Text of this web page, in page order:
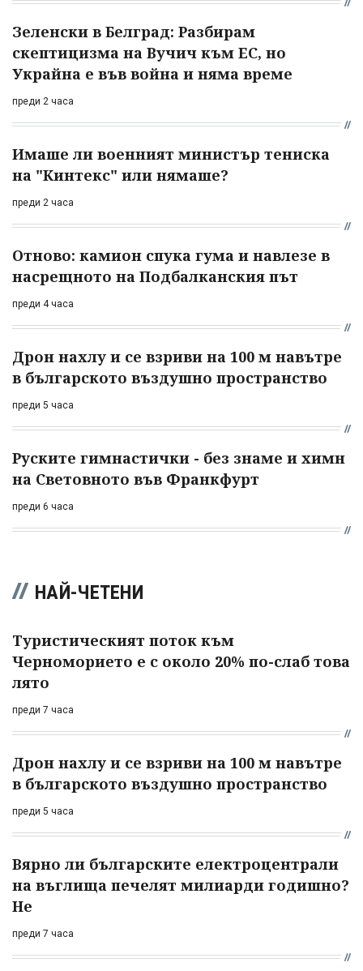
Зеленски в Белград: Разбирам
скептицизма на Вучич към ЕС, но
Украйна е във война и няма време
преди 2 часа
Имаше ли военният министър тениска
на "Кинтекс" или нямаше?
преди 2 часа
Отново: камион спука гума и навлезе в
насрещното на Подбалканския път
преди 4 часа
Дрон нахлу и се взриви на 100 м навътре
в българското въздушно пространство
преди 5 часа
Руските гимнастички - без знаме и химн
на Световното във Франкфурт
преди 6 часа
НАЙ-ЧЕТЕНИ
Туристическият поток към
Черноморието е с около 20% по-слаб това
лято
преди 7 часа
Дрон нахлу и се взриви на 100 м навътре
в българското въздушно пространство
преди 5 часа
Вярно ли българските електроцентрали
на въглища печелят милиарди годишно?
Не
преди 7 часа